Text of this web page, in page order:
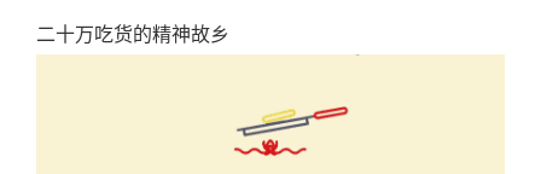
二十万吃货的精神故乡